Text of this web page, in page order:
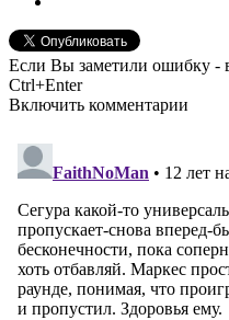
Если Вы заметили ошибку
Ctrl+Enter
Включить комментарии